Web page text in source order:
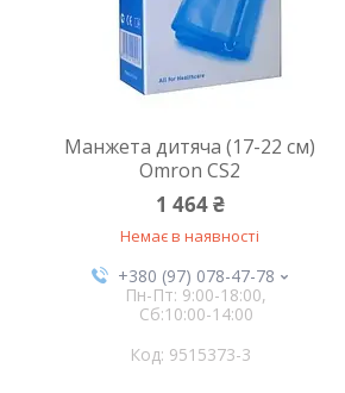
Манжета дитяча (17-22 см)
Omron CS2
1 464 ₴
Немає в наявності
+380 (97) 078-47-78
Пн-Пт: 9:00-18:00,
Сб:10:00-14:00
9515373-3